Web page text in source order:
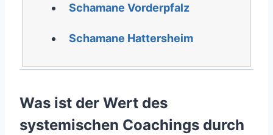
Schamane Vorderpfalz
Schamane Hattersheim
Was ist der Wert des
systemischen Coachings durch